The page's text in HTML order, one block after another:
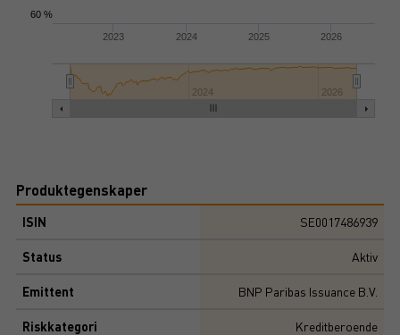
2023 2024 2025 2026
2024 2026
60 %
Produktegenskaper
ISIN SE0017486939
Status Aktiv
Emittent BNP Paribas Issuance B.V.
Riskkategori Kreditberoende